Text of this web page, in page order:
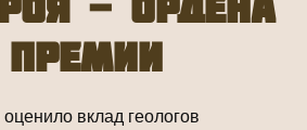
вклад геологов